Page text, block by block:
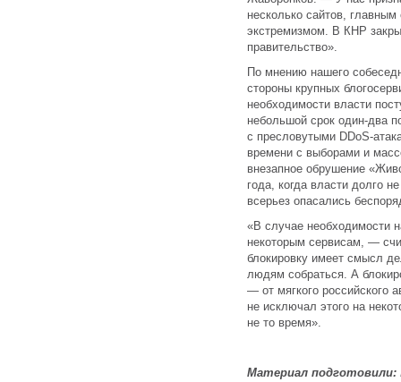
несколько сайтов,
экстремизмом. В КНР
правительство».
По мнению нашего
стороны крупных
необходимости власти
небольшой срок один-два
с пресловутыми DDoS-
времени с выборами и
внезапное обрушение
года, когда власти долго
всерьез опасались
«В случае необходимости
некоторым сервисам, —
блокировку имеет смысл
людям собраться. А
— от мягкого российского
не исключал этого на
не то время».
Материал подготовили: